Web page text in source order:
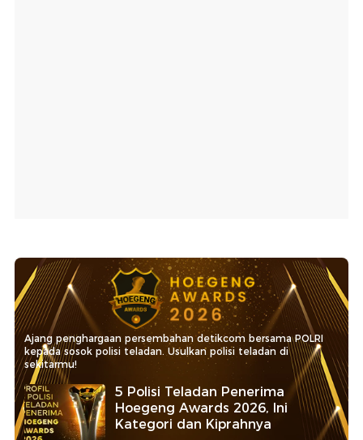
Ajang penghargaan persembahan detikcom bersama POLRI
kepada sosok polisi teladan. Usulkan polisi teladan di
sekitarmu!
5 Polisi Teladan Penerima
Hoegeng Awards 2026, Ini
Kategori dan Kiprahnya